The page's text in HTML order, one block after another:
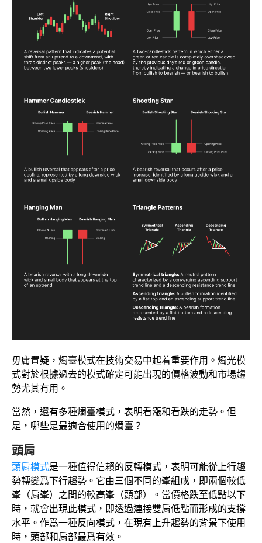
毋庸置疑，燭臺模式在技術交易中起着重要作用。燭光模
式對於根據過去的模式確定可能出現的價格波動和市場趨
勢尤其有用。
當然，還有多種燭臺模式，表明看漲和看跌的走勢。但
是，哪些是最適合使用的燭臺？
頭肩
頭肩模式是一種值得信賴的反轉模式，表明可能從上行趨
勢轉變爲下行趨勢。它由三個不同的峯組成，即兩個較低
峯（肩峯）之間的較高峯（頭部）。當價格跌至低點以下
時，就會出現此模式，即透過連接雙肩低點而形成的支撐
水平。作爲一種反向模式，在現有上升趨勢的背景下使用
時，頭部和肩部最爲有效。